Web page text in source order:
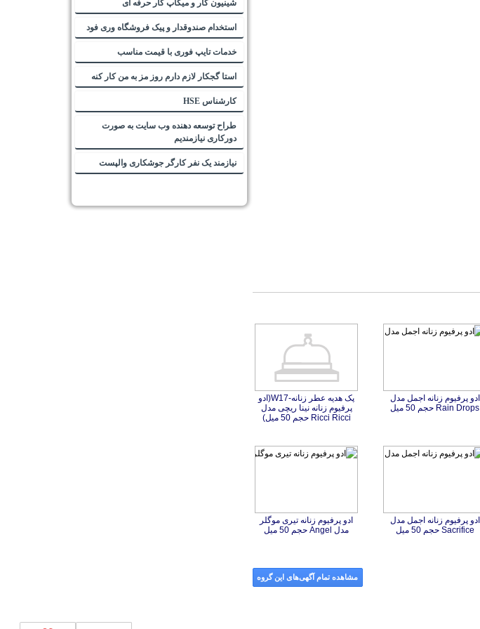
ادو پرفیوم زنانه اجمل مدل
Rain Drops حجم 50 میل
پک هدیه عطر زنانه-W17(ادو
پرفیوم زنانه نینا ریچی مدل
Ricci Ricci حجم 50 میل)
ادو پرفیوم زنانه اجمل مدل
Sacrifice حجم 50 میل
ادو پرفیوم زنانه تیری موگلر
مدل Angel حجم 50 میل
مشاهده تمام آگهی‌های این گروه
شینیون کار و میکاپ کار حرفه ای
استخدام صندوقدار و پیک فروشگاه وری فود
خدمات تایپ فوری با قیمت مناسب
استا گجکار لازم دارم روز مز به من کار کنه
کارشناس HSE
طراح توسعه دهنده وب سایت به صورت
دورکاری نیازمندیم
نیازمند یک نفر کارگر جوشکاری والپست